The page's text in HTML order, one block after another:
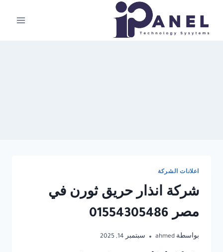
المحتوى
اعلانات الشركة
شركة انذار حريق ثورن في
مصر 01554305486
بواسطة ahmed سبتمبر 14, 2025